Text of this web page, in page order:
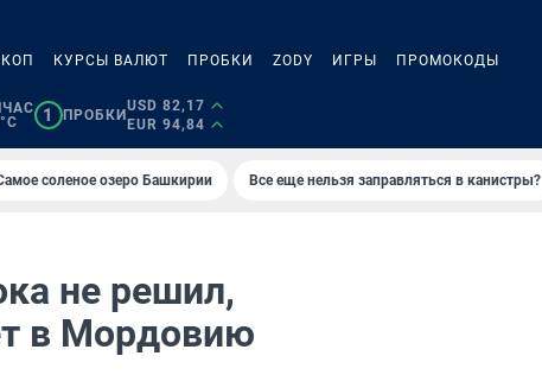
КУРСЫ ВАЛЮТ ПРОБКИ ZODY ИГРЫ ПРОМОКОДЫ
1 ПРОБКИ
USD 82,17
EUR 94,84
соленое озеро Башкирии Все еще нельзя заправляться в канистры?
не решил,
в Мордовию